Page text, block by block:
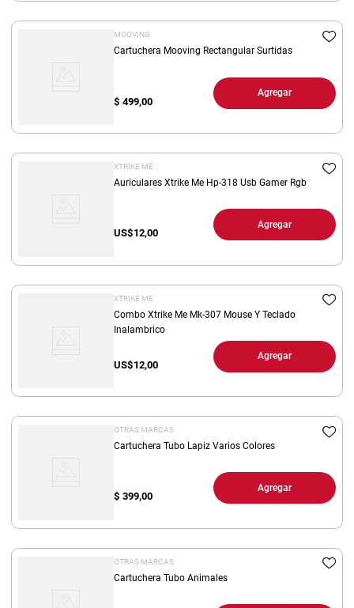
MOOVING
Cartuchera Mooving Rectangular Surtidas
$ 499,00
Agregar
XTRIKE ME
Auriculares Xtrike Me Hp-318 Usb Gamer Rgb
US$12,00
Agregar
XTRIKE ME
Combo Xtrike Me Mk-307 Mouse Y Teclado
Inalambrico
US$12,00
Agregar
OTRAS MARCAS
Cartuchera Tubo Lapiz Varios Colores
$ 399,00
Agregar
OTRAS MARCAS
Cartuchera Tubo Animales